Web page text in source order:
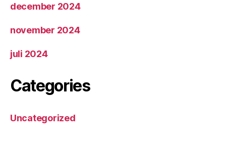
december 2024
november 2024
juli 2024
Categories
Uncategorized